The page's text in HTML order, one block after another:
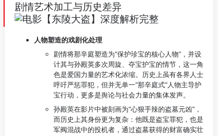
剧情艺术加工与历史差异
人物塑造的戏剧化处理
剧情将那辛庭塑造为“保护珍宝的核心人物”，并设
计其与孙殿英多次周旋、夺宝护宝的情节，这一角
色是爱国力量的艺术化浓缩。历史上虽有各界人士
呼吁严惩罪犯，但并无单一“那辛庭式”人物主导护
宝行动，更多是舆论与社会力量的集体发声。
孙殿英在影片中被刻画为“心狠手辣的盗墓元凶”，
而历史上其身份更为复杂：他既是盗宝罪犯，也是
军阀混战中的投机者，通过盗墓获得的财富确实壮